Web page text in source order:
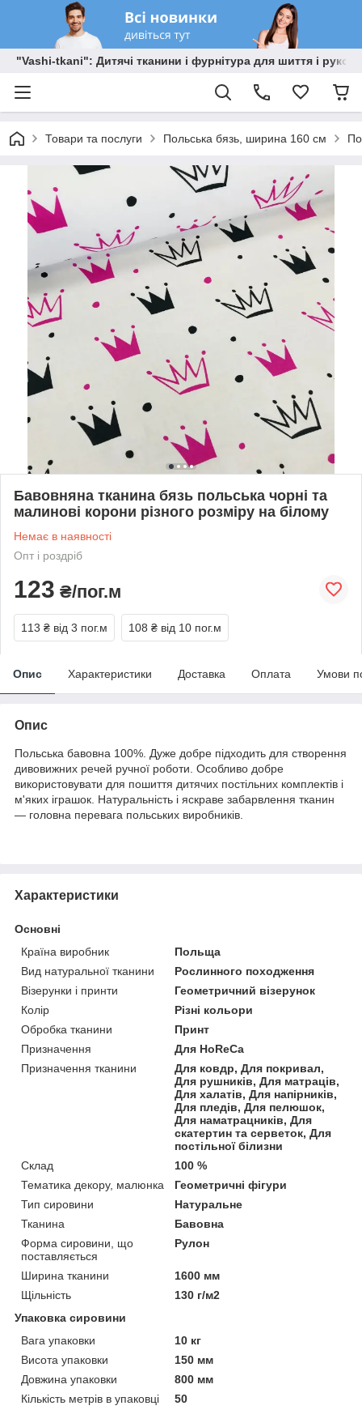
"Vashi-tkani": Дитячі тканини і фурнітура для шиття і
Товари та послуги Польська бязь, ширина 160 см
Бавовняна тканина бязь польська чорні та
малинові корони різного розміру на білому
Немає в наявності
Опт і роздріб
123 ₴/пог.м
113 ₴ від 3 пог.м 108 ₴ від 10 пог.м
Опис Характеристики Доставка Оплата Умови
Опис
Польська бавовна 100%. Дуже добре підходить для створення
дивовижних речей ручної роботи. Особливо добре
використовувати для пошиття дитячих постільних комплектів і
м'яких іграшок. Натуральність і яскраве забарвлення тканин
— головна перевага польських виробників.
Характеристики
Основні
Країна виробник
Польща
Вид натуральної тканини
Рослинного походження
Візерунки і принти
Геометричний візерунок
Колір
Різні кольори
Обробка тканини
Принт
Призначення
Для HoReCa
Призначення тканини
Для ковдр, Для покривал,
Для рушників, Для матраців,
Для халатів, Для напірників,
Для пледів, Для пелюшок,
Для наматрацників, Для
скатертин та серветок, Для
постільної білизни
Склад
100 %
Тематика декору, малюнка
Геометричні фігури
Тип сировини
Натуральне
Тканина
Бавовна
Форма сировини, що
поставляється
Рулон
Ширина тканини
1600 мм
Щільність
130 г/м2
Упаковка сировини
Вага упаковки
10 кг
Висота упаковки
150 мм
Довжина упаковки
800 мм
Кількість метрів в упаковці
50